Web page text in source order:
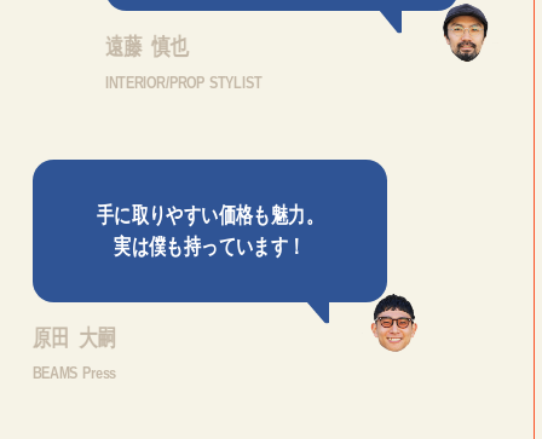
遠藤 慎也
INTERIOR/PROP STYLIST
手に取りやすい価格も魅力。
実は僕も持っています！
原田 大嗣
BEAMS Press